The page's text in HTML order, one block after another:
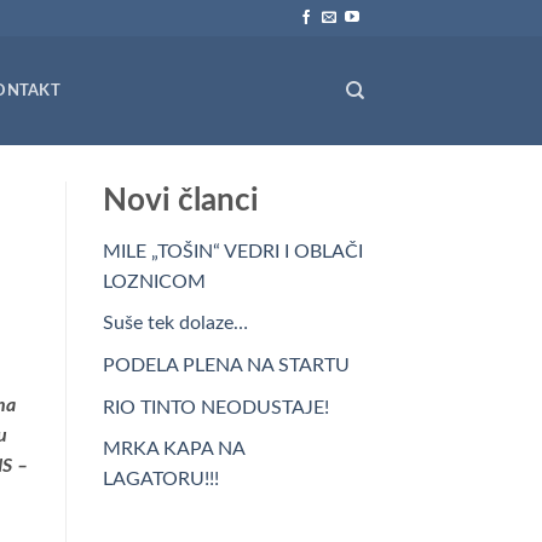
–
Novi članci
MILE „TOŠIN“ VEDRI I OBLAČI
LOZNICOM
Suše tek dolaze…
PODELA PLENA NA STARTU
RIO TINTO NEODUSTAJE!
MRKA KAPA NA
LAGATORU!!!